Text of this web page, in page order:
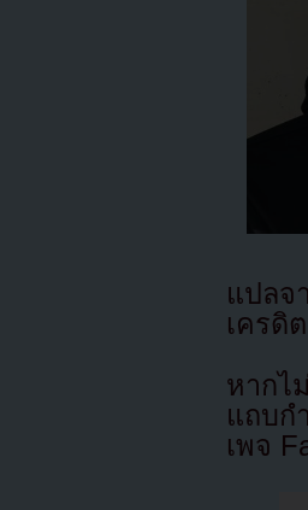
แปล
เครดิ
หากไ
แถบก
เพจ